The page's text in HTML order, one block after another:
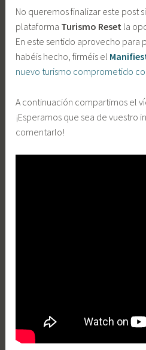
No queremos finalizar este post
plataforma Turismo Reset la
En este sentido aprovecho para
habéis hecho, firméis el
nuevo turismo comprometido
A continuación compartimos el
¡Esperamos que sea de vuestro
comentarlo!